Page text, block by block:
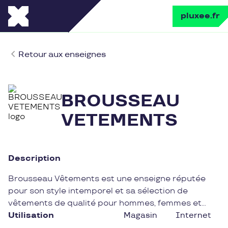
pluxee.fr
Retour aux enseignes
BROUSSEAU
VETEMENTS
Description
Brousseau Vêtements est une enseigne réputée
pour son style intemporel et sa sélection de
vêtements de qualité pour hommes, femmes et
enfants. Fondée il y a plus de 20 ans, Brousseau
Utilisation Magasin Internet